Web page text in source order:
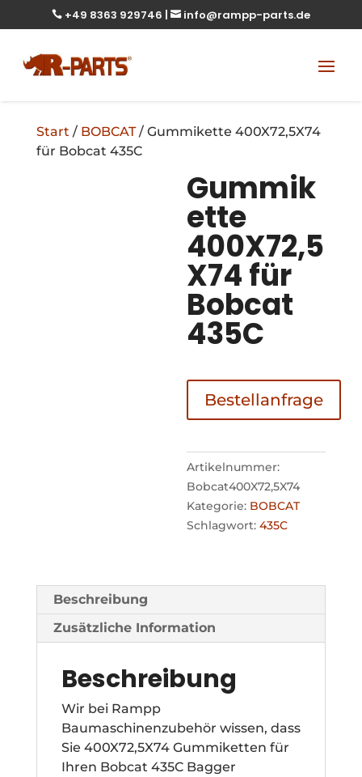
 +49 8363 929746 |  info@rampp-parts.de
Start / BOBCAT/ Gummikette 400X72,5X74
für Bobcat 435C
Gummik
ette
400X72,5
X74 für
Bobcat
435C
Bestellanfrage
Artikelnummer:
Bobcat400X72,5X74
Kategorie: BOBCAT
Schlagwort:435C
Beschreibung
Zusätzliche Information
Beschreibung
Wir bei Rampp
Baumaschinenzubehör wissen, dass
Sie 400X72,5X74 Gummiketten für
Ihren Bobcat 435C Bagger